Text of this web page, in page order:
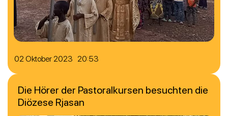
02 Oktober 2023 20:53
Die Hörer der Pastoralkursen besuchten die
Diözese Rjasan